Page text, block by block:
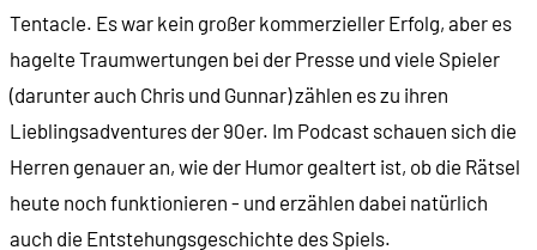
00:09:42 Die Protagonisten: Sam und Max
00:12:30 Die Dynamik zwischen Sam und Max
00:15:12 Freundschaftliche Rivalität
00:17:03 Die Handlung: Ein neuer Fall für die Freelance
Tentacle. Es war kein großer kommerzieller Erfolg, aber es
hagelte Traumwertungen bei der Presse und viele Spieler
(darunter auch Chris und Gunnar) zählen es zu ihren
Lieblingsadventures der 90er. Im Podcast schauen sich die
Herren genauer an, wie der Humor gealtert ist, ob die Rätsel
heute noch funktionieren - und erzählen dabei natürlich
auch die Entstehungsgeschichte des Spiels.